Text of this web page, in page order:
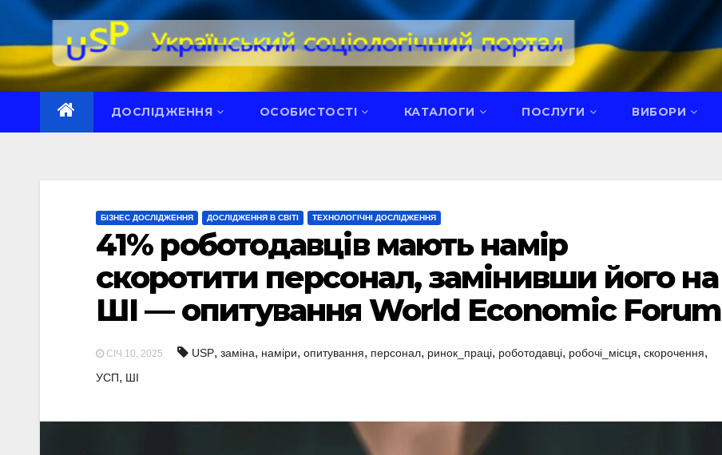
Перейти
вмісту
ДОСЛІДЖЕННЯ ОСОБИСТОСТІ КАТАЛОГИ ПОСЛУГИ ВИБОРИ
БІЗНЕС ДОСЛІДЖЕННЯ ДОСЛІДЖЕННЯ В СВІТІ ТЕХНОЛОГІЧНІ ДОСЛІДЖЕННЯ
41% роботодавців мають намір
скоротити персонал, замінивши його на
ШІ — опитування World Economic Forum
СІЧ 10, 2025 USP, заміна, наміри, опитування, персонал, ринок_праці, роботодавці, робочі_місця, скорочення,
УСП, ШІ